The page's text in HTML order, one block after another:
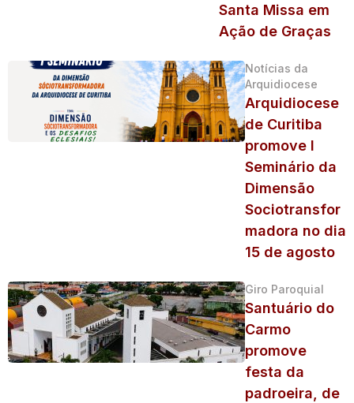
Santa Missa em
Ação de Graças
Notícias da
Arquidiocese
Arquidiocese
de Curitiba
promove I
Seminário da
Dimensão
Sociotransfor
madora no dia
15 de agosto
Giro Paroquial
Santuário do
Carmo
promove
festa da
padroeira, de